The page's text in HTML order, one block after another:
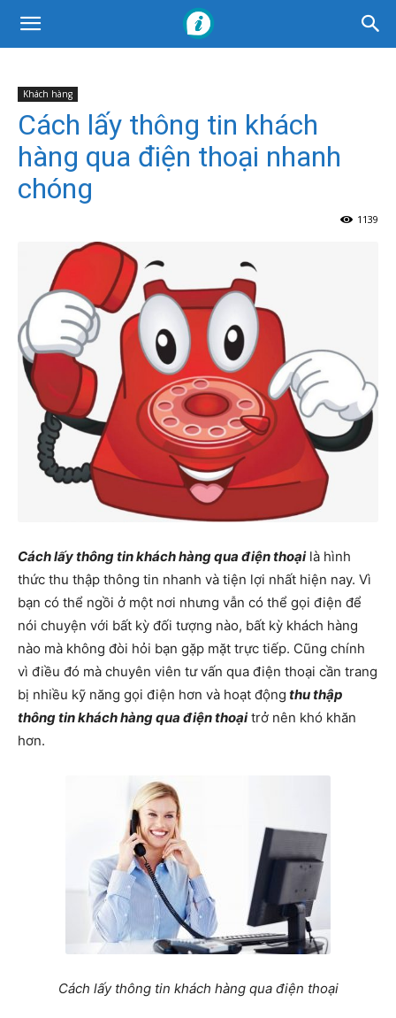
Khách hàng
Cách lấy thông tin khách
hàng qua điện thoại nhanh
chóng
1139
Cách lấy thông tin khách hàng qua điện thoạilà hình
thức thu thập thông tin nhanh và tiện lợi nhất hiện nay. Vì
bạn có thể ngồi ở một nơi nhưng vẫn có thể gọi điện để
nói chuyện với bất kỳ đối tượng nào, bất kỳ khách hàng
nào mà không đòi hỏi bạn gặp mặt trực tiếp. Cũng chính
vì điều đó mà chuyên viên tư vấn qua điện thoại cần trang
bị nhiều kỹ năng gọi điện hơn và hoạt động thu thập
thông tin khách hàng qua điện thoạitrở nên khó khăn
hơn.
Cách lấy thông tin khách hàng qua điện thoại